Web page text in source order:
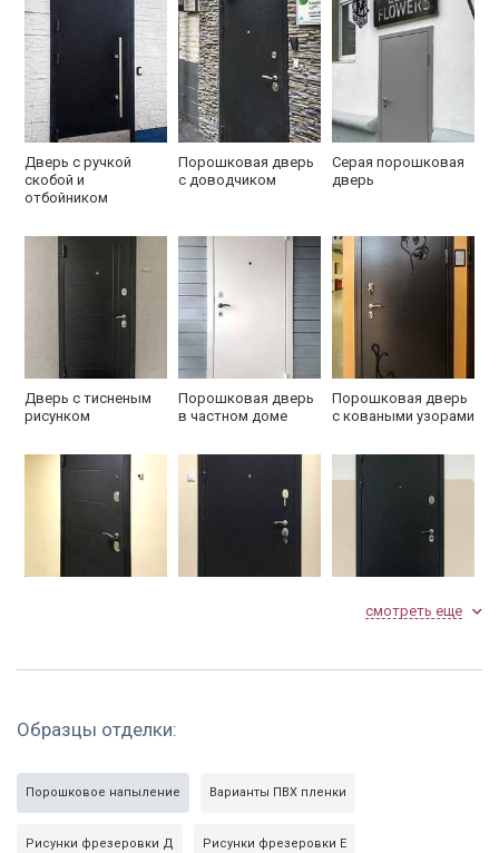
Дверь с ручкой
скобой и
отбойником
Порошковая дверь
с доводчиком
Серая порошковая
дверь
Дверь с тисненым
рисунком
Порошковая дверь
в частном доме
Порошковая дверь
с коваными узорами
Черноесмотреть еще
Образцы отделки:
Порошковое напыление Варианты ПВХ пленки
Рисунки фрезеровки Д Рисунки фрезеровки Е